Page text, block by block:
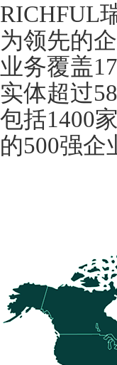
RICHFUL
为领先的
业务覆盖
实体超过
包括1400
的500强企